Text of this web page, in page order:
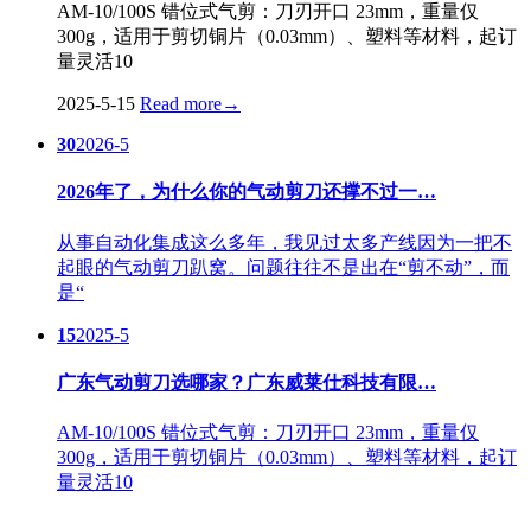
AM-10/100S 错位式气剪：刀刃开口 23mm，重量仅
300g，适用于剪切铜片（0.03mm）、塑料等材料，起订
量灵活10
2025-5-15 Read more→
302026-5
2026年了，为什么你的气动剪刀还撑不过一…
从事自动化集成这么多年，我见过太多产线因为一把不
起眼的气动剪刀趴窝。问题往往不是出在“剪不动”，而
是“
152025-5
广东气动剪刀选哪家？广东威莱仕科技有限…
AM-10/100S 错位式气剪：刀刃开口 23mm，重量仅
300g，适用于剪切铜片（0.03mm）、塑料等材料，起订
量灵活10